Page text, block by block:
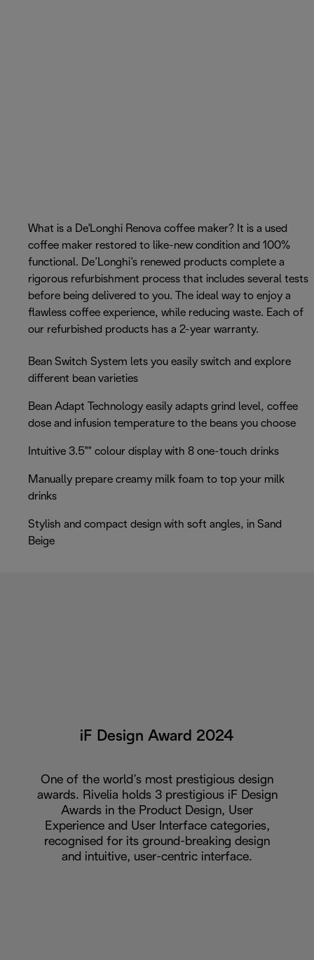
What is a De'Longhi Renova coffee maker? It is a used
coffee maker restored to like-new condition and 100%
functional. De’Longhi’s renewed products complete a
rigorous refurbishment process that includes several tests
before being delivered to you. The ideal way to enjoy a
flawless coffee experience, while reducing waste. Each of
our refurbished products has a 2-year warranty.
Bean Switch System lets you easily switch and explore
different bean varieties
Bean Adapt Technology easily adapts grind level, coffee
dose and infusion temperature to the beans you choose
Intuitive 3.5"" colour display with 8 one-touch drinks
Manually prepare creamy milk foam to top your milk
drinks
Stylish and compact design with soft angles, in Sand
Beige
iF Design Award 2024
One of the world’s most prestigious design
awards. Rivelia holds 3 prestigious iF Design
Awards in the Product Design, User
Experience and User Interface categories,
recognised for its ground-breaking design
and intuitive, user-centric interface.